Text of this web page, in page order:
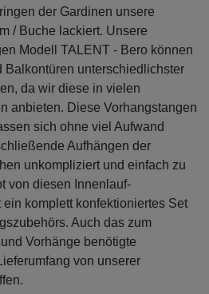
der Gardinen unsere
/ Buche lackiert. Unsere
Modell TALENT - Bero können
Balkontüren unterschiedlichster
da wir diese in vielen
anbieten. Diese Vorhangstangen
sich ohne viel Aufwand
Aufhängen der
unkompliziert und einfach zu
von diesen Innenlauf-
komplett konfektioniertes Set
Auch das zum
Vorhänge benötigte
von unserer